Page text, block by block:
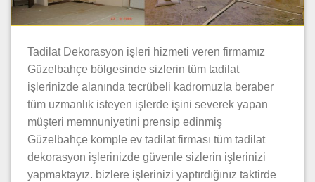
Tadilat Dekorasyon işleri hizmeti veren firmamız
Güzelbahçe bölgesinde sizlerin tüm tadilat
işlerinizde alanında tecrübeli kadromuzla beraber
tüm uzmanlık isteyen işlerde işini severek yapan
müşteri memnuniyetini prensip edinmiş
Güzelbahçe komple ev tadilat firması tüm tadilat
dekorasyon işlerinizde güvenle sizlerin işlerinizi
yapmaktayız. bizlere işlerinizi yaptırdığınız taktirde